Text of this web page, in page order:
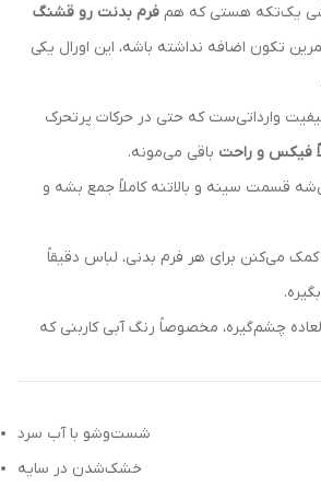
یک‌تکه هستی که هم فرم بدنت رو قشنگ
تکون اضافه نداشته باشه، این اورال یکی
وارداتی‌ست که حتی در حرکات پرتحرک
فیکس و راحت باقی می‌مونه.
قسمت سینه و بالاتنه کاملاً جمع بشه و
می‌کنن برای هر فرم بدنی، لباس دقیقاً
چشم‌گیره، مخصوصاً رنگ آبی کاربنی که
شست‌وشو با آب سرد
خشک‌شدن در سایه